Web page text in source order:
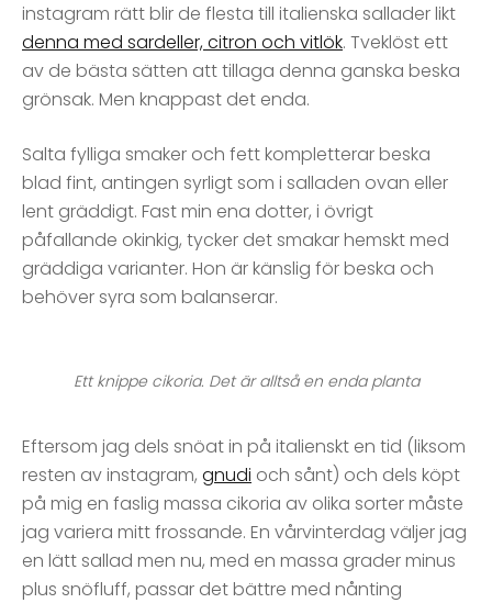
instagram rätt blir de flesta till italienska sallader likt
denna med sardeller, citron och vitlök. Tveklöst ett
av de bästa sätten att tillaga denna ganska beska
grönsak. Men knappast det enda.
Salta fylliga smaker och fett kompletterar beska
blad fint, antingen syrligt som i salladen ovan eller
lent gräddigt. Fast min ena dotter, i övrigt
påfallande okinkig, tycker det smakar hemskt med
gräddiga varianter. Hon är känslig för beska och
behöver syra som balanserar.
Ett knippe cikoria. Det är alltså en enda planta
Eftersom jag dels snöat in på italienskt en tid (liksom
resten av instagram, gnudi och sånt) och dels köpt
på mig en faslig massa cikoria av olika sorter måste
jag variera mitt frossande. En vårvinterdag väljer jag
en lätt sallad men nu, med en massa grader minus
plus snöfluff, passar det bättre med nånting